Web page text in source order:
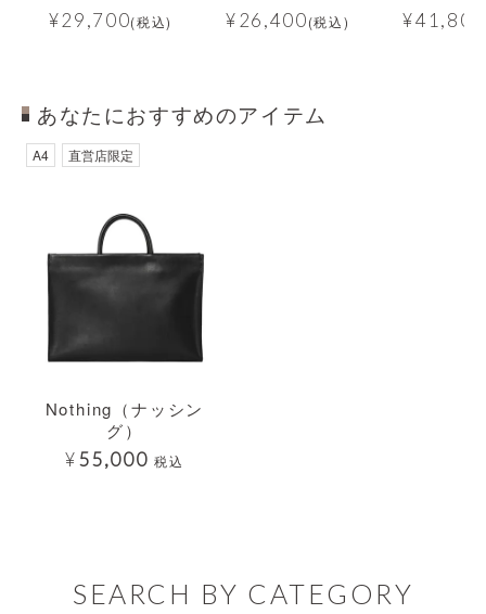
¥29,700(税込) ¥ 26,400(税込) ¥41,800
あなたにおすすめのアイテム
A4 直営店限定
Nothing（ナッシン
グ）
¥55,000 税込
SEARCH BY CATEGORY